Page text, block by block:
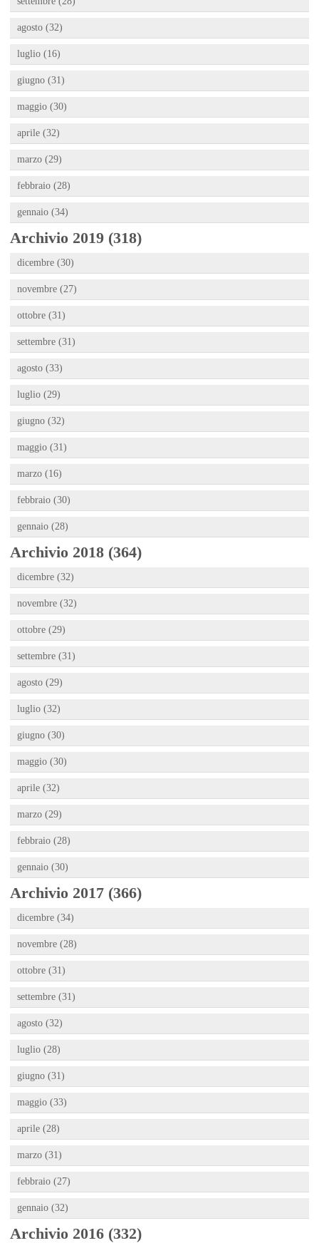
agosto (32)
luglio (16)
giugno (31)
maggio (30)
aprile (32)
marzo (29)
febbraio (28)
gennaio (34)
Archivio 2019 (318)
dicembre (30)
novembre (27)
ottobre (31)
settembre (31)
agosto (33)
luglio (29)
giugno (32)
maggio (31)
marzo (16)
febbraio (30)
gennaio (28)
Archivio 2018 (364)
dicembre (32)
novembre (32)
ottobre (29)
settembre (31)
agosto (29)
luglio (32)
giugno (30)
maggio (30)
aprile (32)
marzo (29)
febbraio (28)
gennaio (30)
Archivio 2017 (366)
dicembre (34)
novembre (28)
ottobre (31)
settembre (31)
agosto (32)
luglio (28)
giugno (31)
maggio (33)
aprile (28)
marzo (31)
febbraio (27)
gennaio (32)
Archivio 2016 (332)